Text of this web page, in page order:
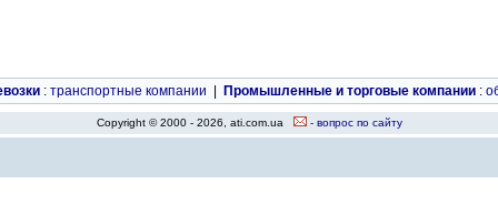
: транспортные компании Промышленные и торговые компании :
Copyright © 2000 - 2026, ati.com.ua - вопрос по сайту